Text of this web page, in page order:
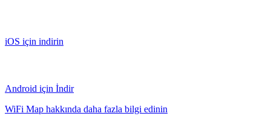
iOS için indirin
Android için İndir
WiFi Map hakkında daha fazla bilgi edinin